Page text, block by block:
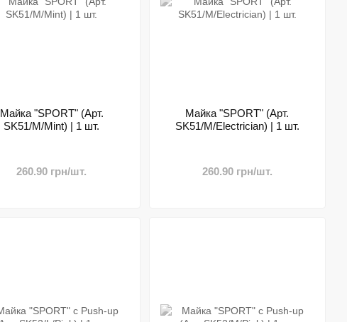
Майка "SPORT" (Арт.
SK51/M/Mint) | 1 шт.
260.90 грн/шт.
Майка "SPORT" (Арт.
SK51/M/Electrician) | 1 шт.
260.90 грн/шт.